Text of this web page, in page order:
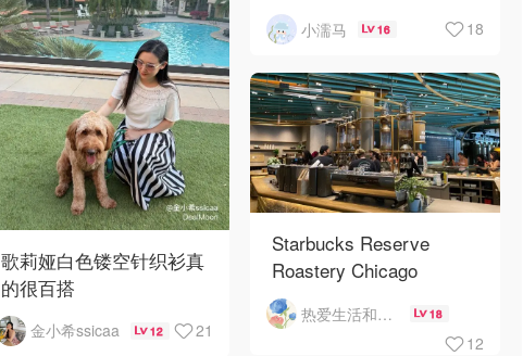
小濡马 16 18
歌莉娅白色镂空针织衫真
的很百搭
金小希ssicaa 12 21
Starbucks Reserve
Roastery Chicago
热爱生活和自由的轻舞飞扬 18
12